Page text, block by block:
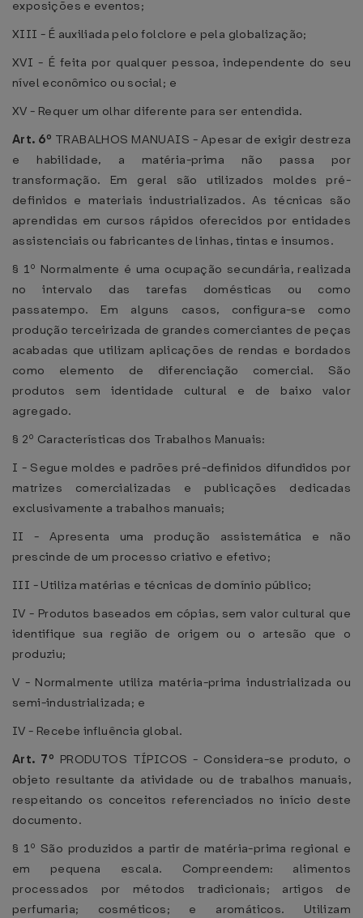
exposições e eventos;
XIII - É auxiliada pelo folclore e pela globalização;
XVI - É feita por qualquer pessoa, independente do seu
nível econômico ou social; e
XV - Requer um olhar diferente para ser entendida.
Art. 6º TRABALHOS MANUAIS - Apesar de exigir destreza
e habilidade, a matéria-prima não passa por
transformação. Em geral são utilizados moldes pré-
definidos e materiais industrializados. As técnicas são
aprendidas em cursos rápidos oferecidos por entidades
assistenciais ou fabricantes de linhas, tintas e insumos.
§ 1º Normalmente é uma ocupação secundária, realizada
no intervalo das tarefas domésticas ou como
passatempo. Em alguns casos, configura-se como
produção terceirizada de grandes comerciantes de peças
acabadas que utilizam aplicações de rendas e bordados
como elemento de diferenciação comercial. São
produtos sem identidade cultural e de baixo valor
agregado.
§ 2º Características dos Trabalhos Manuais:
I - Segue moldes e padrões pré-definidos difundidos por
matrizes comercializadas e publicações dedicadas
exclusivamente a trabalhos manuais;
II - Apresenta uma produção assistemática e não
prescinde de um processo criativo e efetivo;
III - Utiliza matérias e técnicas de domínio público;
IV - Produtos baseados em cópias, sem valor cultural que
identifique sua região de origem ou o artesão que o
produziu;
V - Normalmente utiliza matéria-prima industrializada ou
semi-industrializada; e
IV - Recebe influência global.
Art. 7º PRODUTOS TÍPICOS - Considera-se produto, o
objeto resultante da atividade ou de trabalhos manuais,
respeitando os conceitos referenciados no início deste
documento.
§ 1º São produzidos a partir de matéria-prima regional e
em pequena escala. Compreendem: alimentos
processados por métodos tradicionais; artigos de
perfumaria; cosméticos; e aromáticos. Utilizam